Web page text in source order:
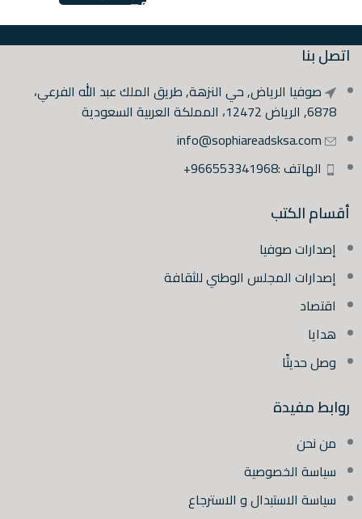
اتصل بنا
صوفيا الرياض, حي النزهة, طريق الملك عبد الله الفرعي،
6878, الرياض 12472، المملكة العربية السعودية
info@sophiareadsksa.com
الهاتف :966553341968+
أقسام الكتب
إصدارات صوفيا
إصدارات المجلس الوطني للثقافة
اقتصاد
هدايا
وصل حديثًا
روابط مفيدة
من نحن
سياسة الخصوصية
سياسة الاستبدال و الاسترجاع